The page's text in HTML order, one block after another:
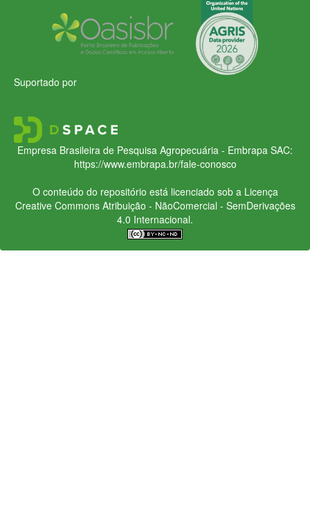
Suportado por
Empresa Brasileira de Pesquisa Agropecuária - Embrapa SAC:
https://www.embrapa.br/fale-conosco
O conteúdo do repositório está licenciado sob a Licença
Creative CommonsAtribuição - NãoComercial - SemDerivações
4.0 Internacional.